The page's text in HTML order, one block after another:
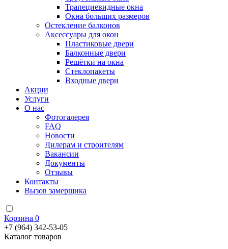
Трапециевидные окна
Окна больших размеров
Остекление балконов
Аксессуары для окон
Пластиковые двери
Балконные двери
Решётки на окна
Стеклопакеты
Входные двери
Акции
Услуги
О нас
Фотогалерея
FAQ
Новости
Дилерам и строителям
Вакансии
Документы
Отзывы
Контакты
Вызов замерщика
Корзина 0
+7 (964) 342-53-05
Каталог товаров